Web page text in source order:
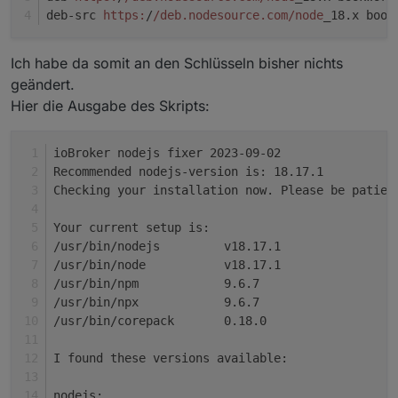
Backup für den Fall der Fälle. )
nodejs in der Version von nodesource inkl. der
Schlüssel usw. installiert.
Version aus diesem Zweig installiert.
Zur Zeit ist also XX = 18 , 20 oder 22 möglich.
mehrere verschachtelte Fehler vorliegen) das
Skript nochmal laufen lassen. Wenn alles
aus:
Also 2x 'nothing to do'.
(2x aber nur, wenn die Empfehlung aus dem
iobroker herausgelesen werden konnte. Das
funktioniert aber nicht immer, für Multihost-
Meinungen? Anregungen? Wünsche?
Wer da tiefer einsteigen möchte und vielleicht
https://forum.iobroker.net/topic/35090/howto-
nodejs-installation-und-upgrades-unter-debian
deb-src
https: //deb.nodesource.com/node _18.x
Ich habe da somit an den Schlüsseln bisher nichts
geändert.
Hier die Ausgabe des Skripts:
ioBroker nodejs fixer 2023-09-02
Recommended nodejs-version is: 18.17.1
Checking your installation now. Please be
Your current setup is:
/usr/bin/nodejs         v18.17.1
/usr/bin/node           v18.17.1
/usr/bin/npm            9.6.7
/usr/bin/npx            9.6.7
/usr/bin/corepack       0.18.0
I found these versions available: